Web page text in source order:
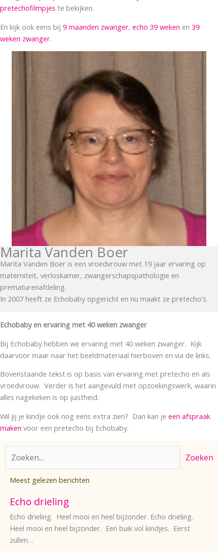
pretechofilmpjes te bekijken.
En kijk ook eens bij 9 maanden zwanger, echo 39 weken en 39
weken zwanger.
Marita Vanden Boer
Marita Vanden Boer is een vroedvrouw met 19 jaar ervaring op
materniteit, verloskamer, zwangerschapspathologie en
prematurenafdeling.
In 2007 heeft ze Echobaby opgericht en nu maakt ze pretecho's.
Echobaby en ervaring met 40 weken zwanger
Bij Echobaby hebben we ervaring met 40 weken zwanger. Kijk
daarvoor maar naar het beeldmateriaal hierboven en via de links.
Bovenstaande tekst is op basis van ervaring met pretecho en als
vroedvrouw. Verder is het aangevuld met opzoekingswerk, waarin
alles nagekeken is op juistheid.
Wil jij je kindje ook nog eens extra zien? Dan kan je een afspraak
maken voor een pretecho bij Echobaby.
Zoeken
Meest gelezen berichten
Echo drieling
Echo drieling. Heel mooi en heel bijzonder. Echo drieling.
Heel mooi en heel bijzonder. Een buik vol kindjes. Eerst
zullen…